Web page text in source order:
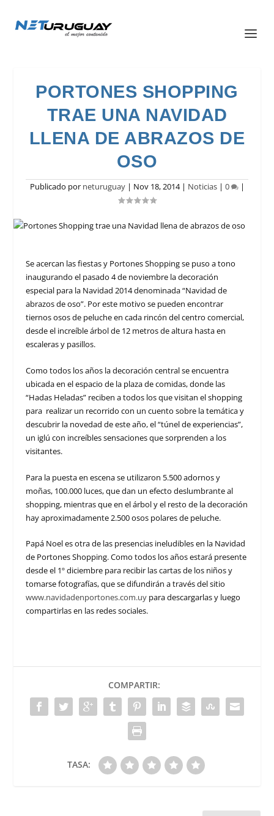
PORTONES SHOPPING
TRAE UNA NAVIDAD
LLENA DE ABRAZOS DE
OSO
Publicado por neturuguay| Nov 18, 2014| Noticias| 0 |
Se acercan las fiestas y Portones Shopping se puso a tono
inaugurando el pasado 4 de noviembre la decoración
especial para la Navidad 2014 denominada “Navidad de
abrazos de oso”. Por este motivo se pueden encontrar
tiernos osos de peluche en cada rincón del centro comercial,
desde el increíble árbol de 12 metros de altura hasta en
escaleras y pasillos.
Como todos los años la decoración central se encuentra
ubicada en el espacio de la plaza de comidas, donde las
“Hadas Heladas” reciben a todos los que visitan el shopping
para realizar un recorrido con un cuento sobre la temática y
descubrir la novedad de este año, el “túnel de experiencias”,
un iglú con increíbles sensaciones que sorprenden a los
visitantes.
Para la puesta en escena se utilizaron 5.500 adornos y
moñas, 100.000 luces, que dan un efecto deslumbrante al
shopping, mientras que en el árbol y el resto de la decoración
hay aproximadamente 2.500 osos polares de peluche.
Papá Noel es otra de las presencias ineludibles en la Navidad
de Portones Shopping. Como todos los años estará presente
desde el 1º diciembre para recibir las cartas de los niños y
tomarse fotografías, que se difundirán a través del sitio
www.navidadenportones.com.uy para descargarlas y luego
compartirlas en las redes sociales.
COMPARTIR:
TASA: